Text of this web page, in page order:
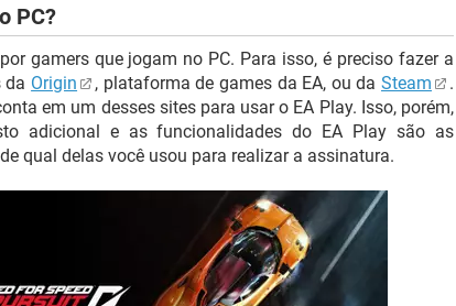
PC?
gamers que jogam no PC. Para isso, é preciso fazer a
da Origin , plataforma de games da EA, ou daSteam
.
em um desses sites para usar o EA Play. Isso, porém,
adicional e as funcionalidades do EA Play são as
qual delas você usou para realizar a assinatura.